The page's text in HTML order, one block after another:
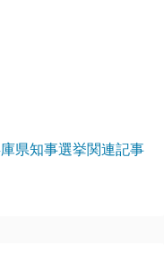
県知事選挙関連記事